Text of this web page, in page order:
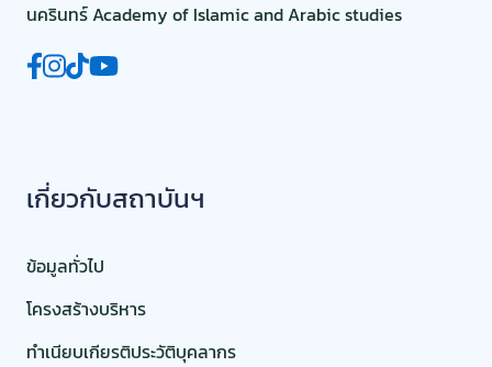
นครินทร์ Academy of Islamic and Arabic studies
เกี่ยวกับสถาบันฯ
ข้อมูลทั่วไป
โครงสร้างบริหาร
ทำเนียบเกียรติประวัติบุคลากร